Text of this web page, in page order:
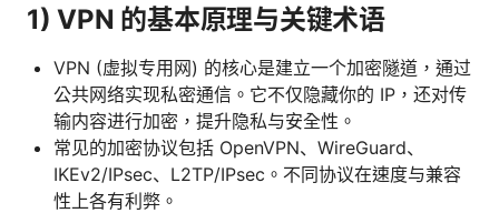
1) VPN 的基本原理与关键术语
VPN (虚拟专用网) 的核心是建立一个加密隧道，通过
公共网络实现私密通信。它不仅隐藏你的 IP，还对传
输内容进行加密，提升隐私与安全性。
常见的加密协议包括 OpenVPN、WireGuard、
IKEv2/IPsec、L2TP/IPsec。不同协议在速度与兼容
性上各有利弊。